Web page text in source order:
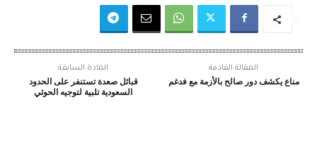
المادة السابقة
قبائل صعدة تستنفر على الحدود
السعودية تلبية لتوجيه الحوثي
المقالة القادمة
مناع يكشف دور صالح بالأزمة مع فدغم